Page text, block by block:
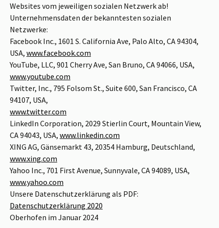
Websites vom jeweiligen sozialen Netzwerk ab!
Unternehmensdaten der bekanntesten sozialen
Netzwerke:
Facebook Inc., 1601 S. California Ave, Palo Alto, CA 94304,
USA, www.facebook.com
YouTube, LLC, 901 Cherry Ave, San Bruno, CA 94066, USA,
www.youtube.com
Twitter, Inc., 795 Folsom St., Suite 600, San Francisco, CA
94107, USA,
www.twitter.com
LinkedIn Corporation, 2029 Stierlin Court, Mountain View,
CA 94043, USA, www.linkedin.com
XING AG, Gänsemarkt 43, 20354 Hamburg, Deutschland,
www.xing.com
Yahoo Inc., 701 First Avenue, Sunnyvale, CA 94089, USA,
www.yahoo.com
Unsere Datenschutzerklärung als PDF:
Datenschutzerklärung 2020
Oberhofen im Januar 2024